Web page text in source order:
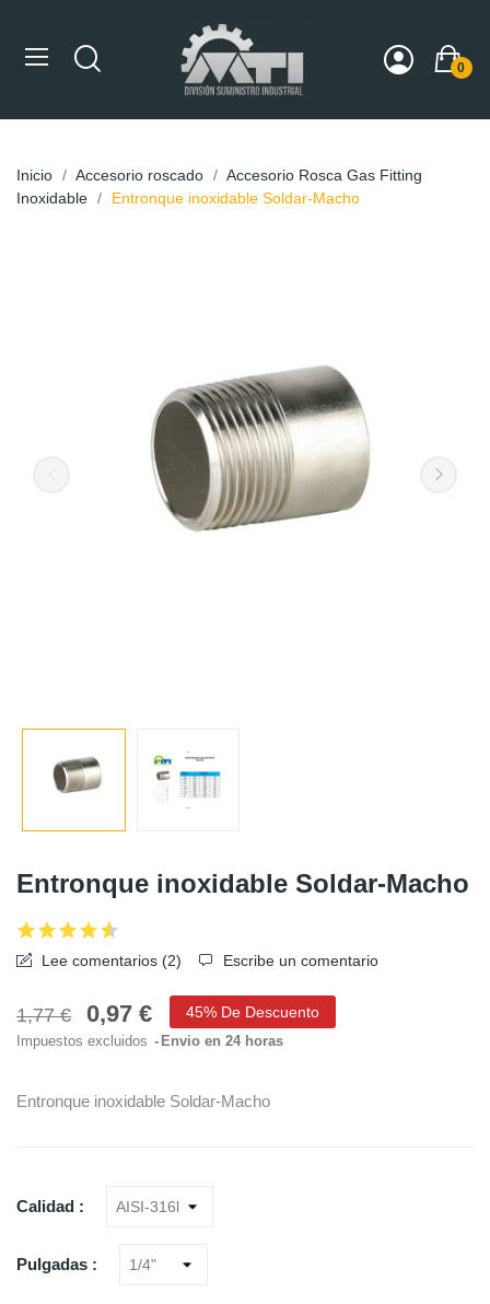
0
Inicio Accesorio roscado
Accesorio Rosca Gas Fitting
Inoxidable
Entronque inoxidable Soldar-Macho
Entronque inoxidable Soldar-Macho
Lee comentarios (2) Escribe un comentario
1,77 € 0,97 € 45% De Descuento
Impuestos excluidos Envio en 24 horas
Entronque inoxidable Soldar-Macho
Calidad :
Pulgadas :